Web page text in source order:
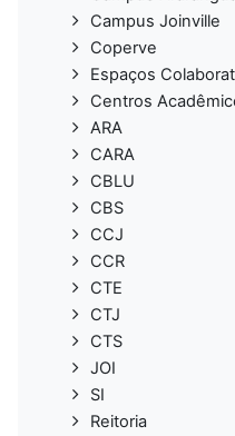
Campus Joinville
Coperve
Espaços
Centros
ARA
CARA
CBLU
CBS
CCJ
CCR
CTE
CTJ
CTS
JOI
SI
Reitoria